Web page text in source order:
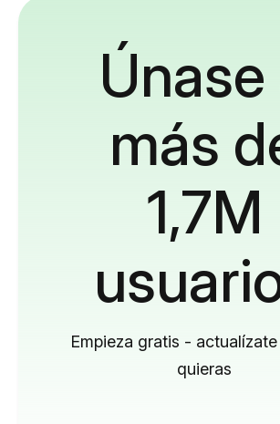
Únase
más
1,7M
Empieza gratis -
quieras